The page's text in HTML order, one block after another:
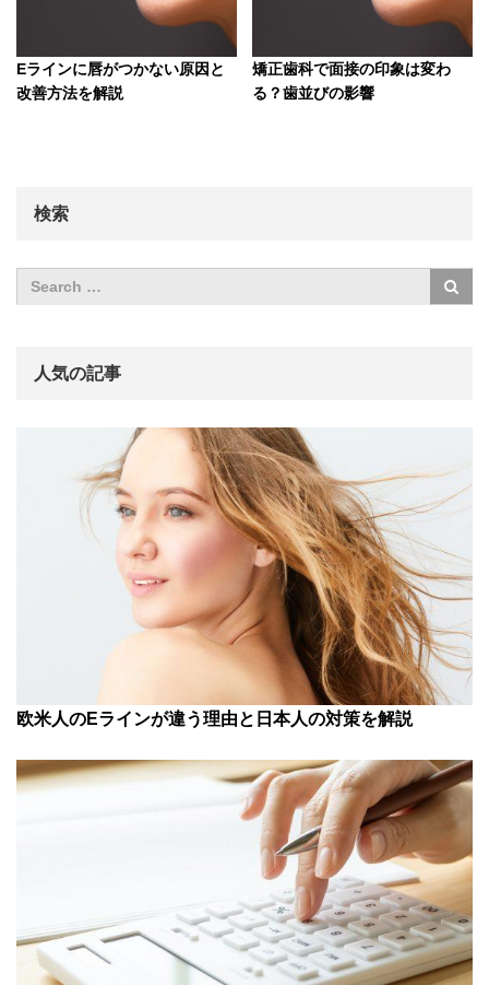
Eラインに唇がつかない原因と
改善方法を解説
矯正歯科で面接の印象は変わ
る？歯並びの影響
検索
人気の記事
欧米人のEラインが違う理由と日本人の対策を解説